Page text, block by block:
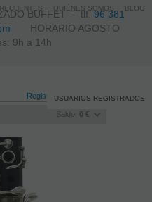
BUFFET -tlf.96 381
HORARIO AGOSTO
9h a 14h
Registro /Iniciar sesión
Saldo: 0 €
USUARIOS REGISTRADOS
QUIÉNES SOMOS BLOG